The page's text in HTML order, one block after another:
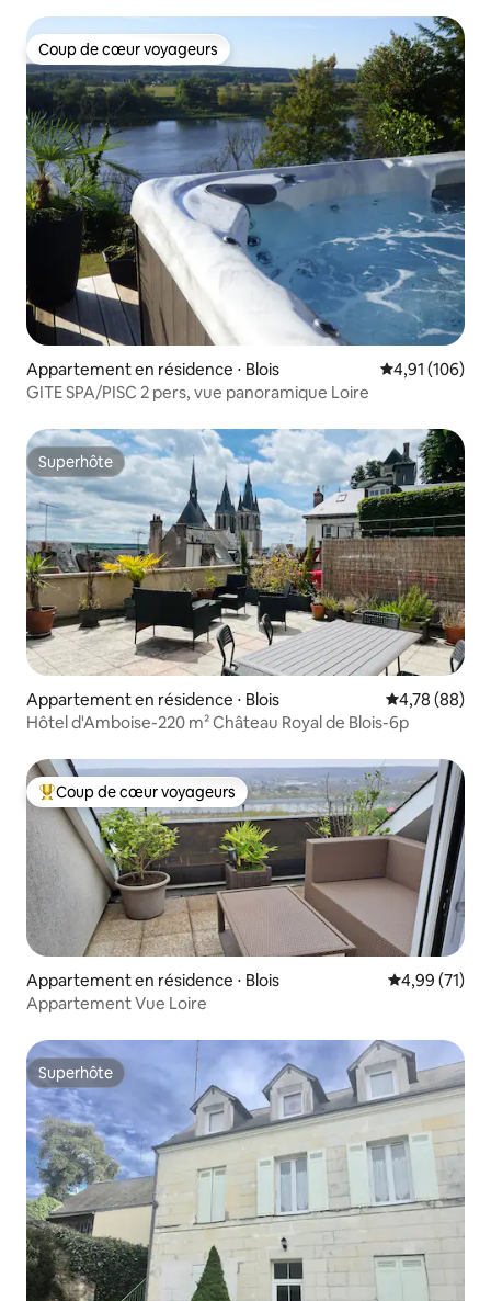
Coup de cœur voyageurs
Coup de cœur voyageurs
Appartement en résidence ⋅ Blois Évaluation
4,91 (106)
GITE SPA/PISC 2 pers, vue panoramique Loire
Superhôte
Superhôte
Appartement en résidence ⋅ Blois Évaluation
4,78 (88)
Hôtel d'Amboise-220 m² Château Royal de Blois-6p
Coups de cœur voyageurs les plus appréciés
Coup de cœur voyageurs
Appartement en résidence ⋅ Blois Évaluation
4,99 (71)
Appartement Vue Loire
Superhôte
Superhôte